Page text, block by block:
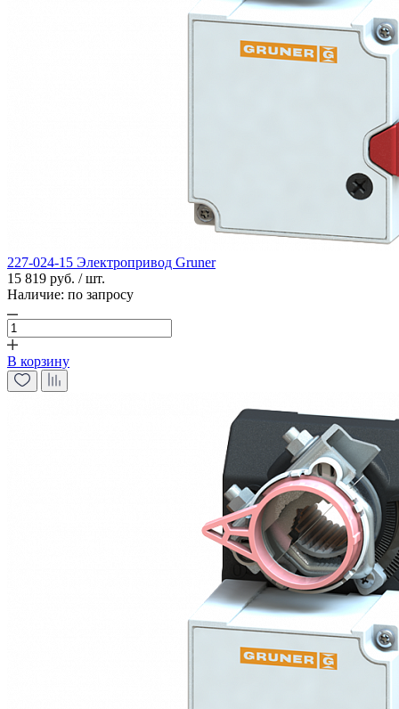
227-024-15 Электропривод Gruner
15 819 руб. / шт.
Наличие: по запросу
В корзину